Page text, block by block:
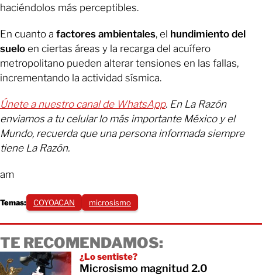
haciéndolos más perceptibles.
En cuanto a factores ambientales, el hundimiento del
suelo en ciertas áreas y la recarga del acuífero
metropolitano pueden alterar tensiones en las fallas,
incrementando la actividad sísmica.
Únete a nuestro canal de WhatsApp. En La Razón
enviamos a tu celular lo más importante México y el
Mundo, recuerda que una persona informada siempre
tiene La Razón.
am
Temas: COYOACAN microsismo
TE RECOMENDAMOS:
¿Lo sentiste?
Microsismo magnitud 2.0